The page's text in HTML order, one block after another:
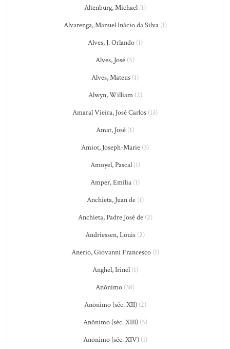
Altenburg, Michael (1)
Alvarenga, Manuel Inácio da Silva(1)
Alves, J. Orlando(1)
Alves, José (5)
Alves, Mateus (1)
Alwyn, William(2)
Amaral Vieira, José Carlos (13)
Amat, José (1)
Amiot, Joseph-Marie (3)
Amoyel, Pascal(1)
Amper, Emilia (1)
Anchieta, Juan de(1)
Anchieta, Padre José de(2)
Andriessen, Louis (2)
Anerio, Giovanni Francesco(1)
Anghel, Irinel(1)
Anônimo (38)
Anônimo (séc. XII)(2)
Anônimo (séc. XIII)(5)
Anônimo (séc. XIV)(1)